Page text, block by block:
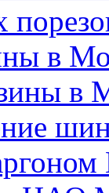
в
в